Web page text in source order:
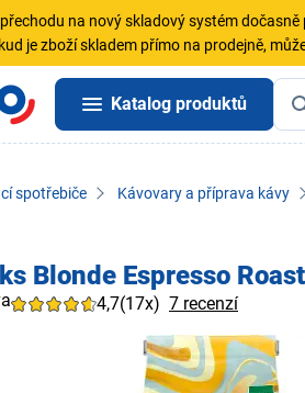
přechodu na nový skladový systém
je zboží skladem přímo na prodejně,
Katalog produktů
spotřebiče Kávovary a příprava kávy
Blonde Espresso
4,7(17x) 7 recenzí